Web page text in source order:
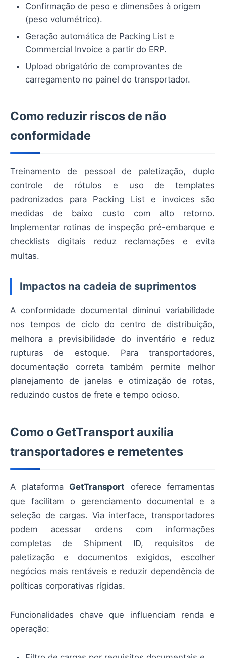
Confirmação de peso e dimensões à origem
(peso volumétrico).
Geração automática de Packing List e
Commercial Invoice a partir do ERP.
Upload obrigatório de comprovantes de
carregamento no painel do transportador.
Como reduzir riscos de não
conformidade
Treinamento de pessoal de paletização, duplo
controle de rótulos e uso de templates
padronizados para Packing List e invoices são
medidas de baixo custo com alto retorno.
Implementar rotinas de inspeção pré-embarque e
checklists digitais reduz reclamações e evita
multas.
Impactos na cadeia de suprimentos
A conformidade documental diminui variabilidade
nos tempos de ciclo do centro de distribuição,
melhora a previsibilidade do inventário e reduz
rupturas de estoque. Para transportadores,
documentação correta também permite melhor
planejamento de janelas e otimização de rotas,
reduzindo custos de frete e tempo ocioso.
Como o GetTransport auxilia
transportadores e remetentes
A plataforma GetTransport oferece ferramentas
que facilitam o gerenciamento documental e a
seleção de cargas. Via interface, transportadores
podem acessar ordens com informações
completas de Shipment ID, requisitos de
paletização e documentos exigidos, escolher
negócios mais rentáveis e reduzir dependência de
políticas corporativas rígidas.
Funcionalidades chave que influenciam renda e
operação: